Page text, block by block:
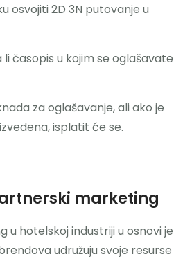
osvojiti 2D 3N putovanje u
časopis u kojim se oglašavate
za oglašavanje, ali ako je
isplatit će se.
marketing
u hotelskoj industriji u osnovi je
udružuju svoje resurse